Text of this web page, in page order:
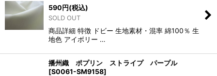
590円(税込)
SOLD OUT
商品詳細 特徴 ドビー 生地素材・混率 綿100％ 生
地色 アイボリー …
播州織 ポプリン ストライプ パープル
[S0061-SM9158]